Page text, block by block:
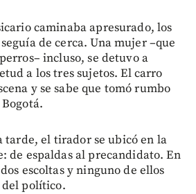
caminaba apresurado, los
de cerca. Una mujer –que
incluso, se detuvo a
a los tres sujetos. El carro
y se sabe que tomó rumbo
tarde, el tirador se ubicó en la
de espaldas al precandidato. En
escoltas y ninguno de ellos
del político.